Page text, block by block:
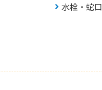
水栓・蛇口